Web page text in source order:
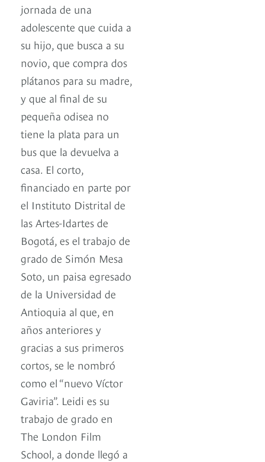
jornada de una
adolescente que cuida a
su hijo, que busca a su
novio, que compra dos
plátanos para su madre,
y que al final de su
pequeña odisea no
tiene la plata para un
bus que la devuelva a
casa. El corto,
financiado en parte por
el Instituto Distrital de
las Artes-Idartes de
Bogotá, es el trabajo de
grado de Simón Mesa
Soto, un paisa egresado
de la Universidad de
Antioquia al que, en
años anteriores y
gracias a sus primeros
cortos, se le nombró
como el “nuevo Víctor
Gaviria”. Leidi es su
trabajo de grado en
The London Film
School, a donde llegó a